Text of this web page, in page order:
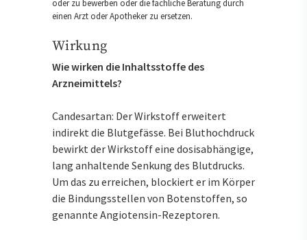
oder zu bewerben oder die fachliche Beratung durch
einen Arzt oder Apotheker zu ersetzen.
Wirkung
Wie wirken die Inhaltsstoffe des
Arzneimittels?
Candesartan: Der Wirkstoff erweitert
indirekt die Blutgefässe. Bei Bluthochdruck
bewirkt der Wirkstoff eine dosisabhängige,
lang anhaltende Senkung des Blutdrucks.
Um das zu erreichen, blockiert er im Körper
die Bindungsstellen von Botenstoffen, so
genannte Angiotensin-Rezeptoren.